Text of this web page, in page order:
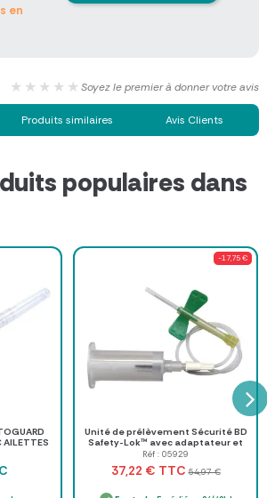
en
★★★★★ Soyez le premier à donner votre avis
Produits similaires Avis Clients
populaires dans
AILETTES
-17,75 €
Unité de prélèvement Sécurité BD
Safety-Lok™ avec adaptateur et
corps pré-montés
Réf : 05929
37,22 € TTC 54,97 €